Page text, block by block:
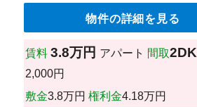
物件の詳細を見る
賃料 3.8万円 アパート 間取2DK
2,000円
敷金3.8万円 権利金4.18万円